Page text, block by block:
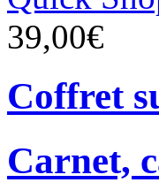
39,00€
Coffret
Carnet,